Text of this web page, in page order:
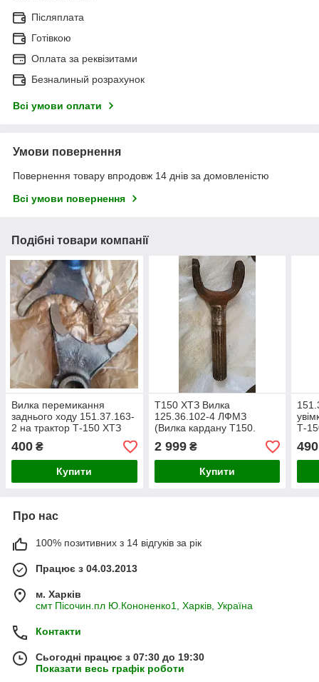
Післяплата
Готівкою
Оплата за реквізитами
Безналиный розрахунок
Всі умови оплати
Умови повернення
Повернення товару впродовж 14 днів за домовленістю
Всі умови повернення
Подібні товари компанії
Вилка перемикання
заднього ходу 151.37.163-
2 на трактор Т-150 ХТЗ
т-156
400 ₴
Купити
Т150 ХТЗ Вилка
125.36.102-4 ЛФМЗ
(Вилка кардану Т150.
125.36.011-2
2 999₴
Купити
Т-
490
Про нас
100% позитивних з 14 відгуків за рік
Працює з 04.03.2013
м. Харків
смт Пісочин.пл Ю.Кононенко1, Харків, Україна
Контакти
Сьогодні працює з 07:30 до 19:30
Показати весь графік роботи